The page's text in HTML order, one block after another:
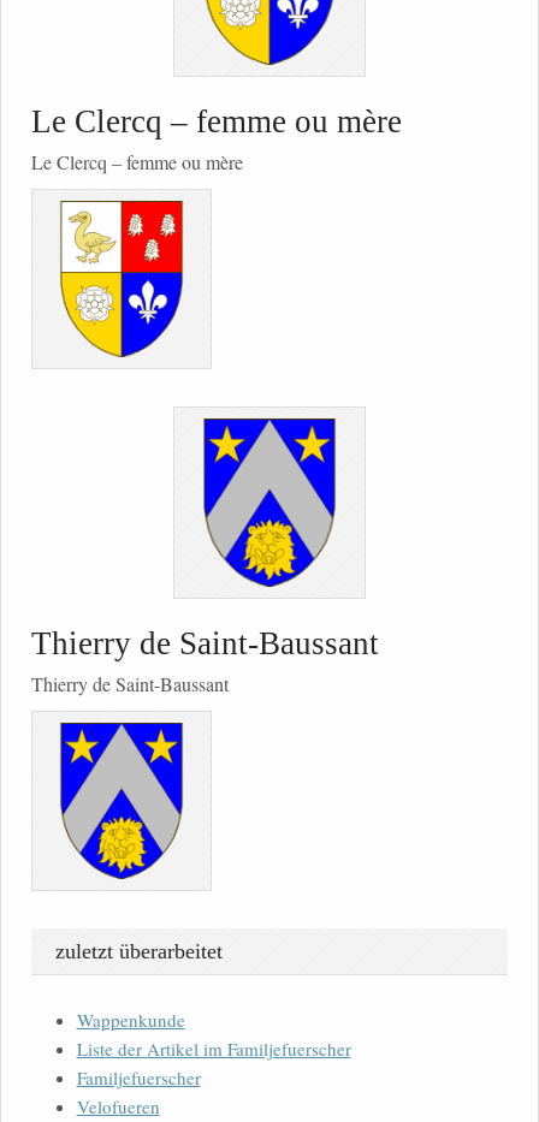
Le Clercq – femme ou mère
Le Clercq – femme ou mère
Thierry de Saint-Baussant
Thierry de Saint-Baussant
zuletzt überarbeitet
Wappenkunde
Liste der Artikel im Familjefuerscher
Familjefuerscher
Velofueren